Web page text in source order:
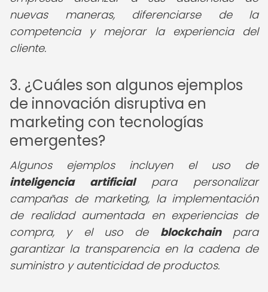
nuevas maneras, diferenciarse de la
competencia y mejorar la experiencia del
cliente.
3. ¿Cuáles son algunos ejemplos
de innovación disruptiva en
marketing con tecnologías
emergentes?
Algunos ejemplos incluyen el uso de
inteligencia artificialpara personalizar
campañas de marketing, la implementación
de realidad aumentada en experiencias de
compra, y el uso de blockchainpara
garantizar la transparencia en la cadena de
suministro y autenticidad de productos.